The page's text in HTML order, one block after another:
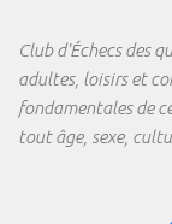
Club d'Échecs des
adultes, loisirs et
fondamentales de
tout âge, sexe,